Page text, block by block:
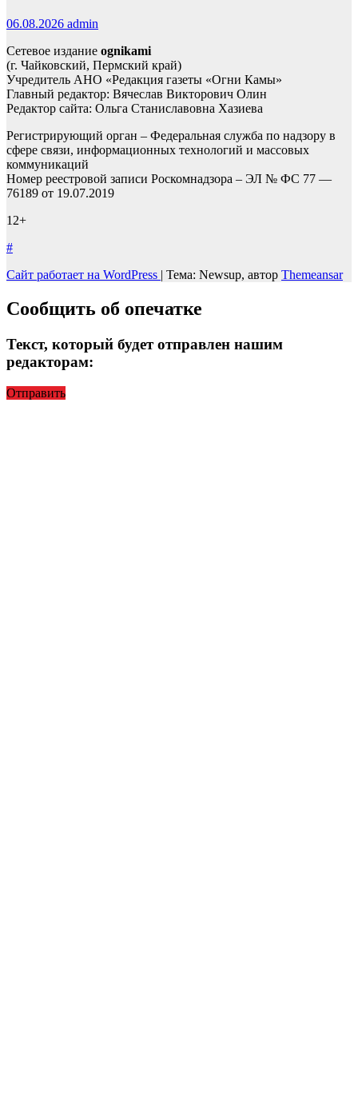
06.08.2026 admin
Сетевое издание ognikami
(г. Чайковский, Пермский край)
Учредитель АНО «Редакция газеты «Огни Камы»
Главный редактор: Вячеслав Викторович Олин
Редактор сайта: Ольга Станиславовна Хазиева
Регистрирующий орган – Федеральная служба по надзору в
сфере связи, информационных технологий и массовых
коммуникаций
Номер реестровой записи Роскомнадзора – ЭЛ № ФС 77 —
76189 от 19.07.2019
12+
#
Сайт работает на WordPress | Тема: Newsup, автор Themeansar
Сообщить об опечатке
Текст, который будет отправлен нашим
редакторам:
Отправить